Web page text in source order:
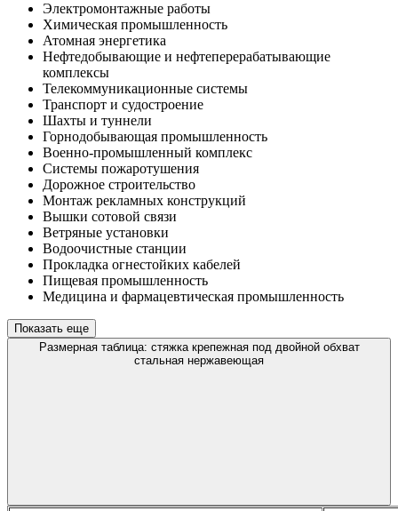
Электромонтажные работы
Химическая промышленность
Атомная энергетика
Нефтедобывающие и нефтеперерабатывающие
комплексы
Телекоммуникационные системы
Транспорт и судостроение
Шахты и туннели
Горнодобывающая промышленность
Военно-промышленный комплекс
Системы пожаротушения
Дорожное строительство
Монтаж рекламных конструкций
Вышки сотовой связи
Ветряные установки
Водоочистные станции
Прокладка огнестойких кабелей
Пищевая промышленность
Медицина и фармацевтическая промышленность
Показать еще
Размерная таблица: стяжка крепежная под двойной обхват
стальная нержавеющая